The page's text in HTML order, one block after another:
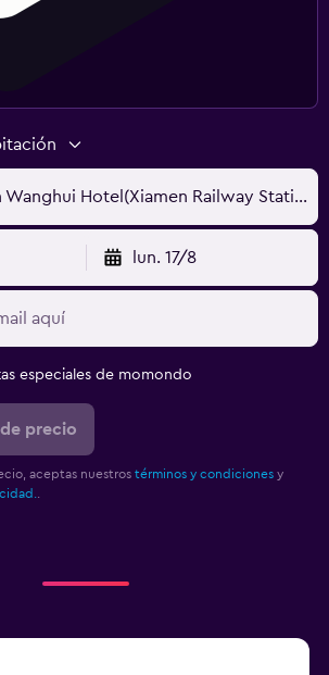
Metropolitan Wanghui Hotel(Xiamen Railway Station Vientiane City)
lun. 17/8
especiales de momondo
precio
aceptas nuestros términos y condiciones y